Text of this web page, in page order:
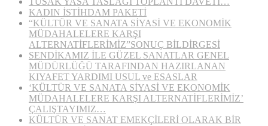
KADIN İSTİHDAM PAKETİ
“KÜLTÜR VE SANATA SİYASİ VE EKONOMİK
MÜDAHALELERE KARŞI
ALTERNATİFLERİMİZ”SONUÇ BİLDİRGESİ
SENDİKAMIZ İLE GÜZEL SANATLAR GENEL
MÜDÜRLÜĞÜ TARAFINDAN HAZIRLANAN
KIYAFET YARDIMI USUL ve ESASLAR
‘KÜLTÜR VE SANATA SİYASİ VE EKONOMİK
MÜDAHALELERE KARŞI ALTERNATİFLERİMİZ’
ÇALIŞTAYIMIZ…
KÜLTÜR VE SANAT EMEKÇİLERİ OLARAK BİR